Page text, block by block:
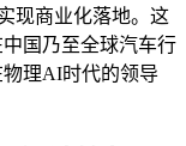
现商业化落地。这
国乃至全球汽车行
理AI时代的领导